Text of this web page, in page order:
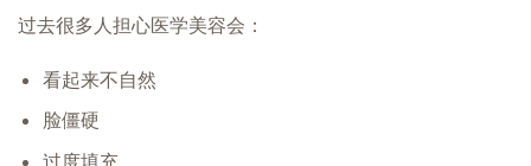
过去很多人担心医学美容会：
看起来不自然
脸僵硬
过度填充